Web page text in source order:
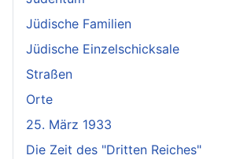
Jüdische Familien
Jüdische Einzelschicksale
Straßen
Orte
25. März 1933
Die Zeit des "Dritten Reiches"